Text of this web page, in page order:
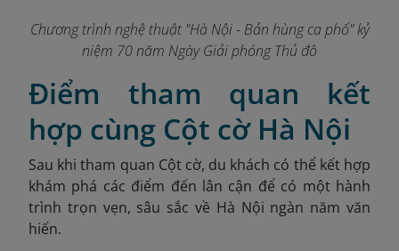
Chương trình nghệ thuật "Hà Nội - Bản hùng ca phố" kỷ
niệm 70 năm Ngày Giải phóng Thủ đô
Điểm tham quan kết
hợp cùng Cột cờ Hà Nội
Sau khi tham quan Cột cờ, du khách có thể kết hợp
khám phá các điểm đến lân cận để có một hành
trình trọn vẹn, sâu sắc về Hà Nội ngàn năm văn
hiến.